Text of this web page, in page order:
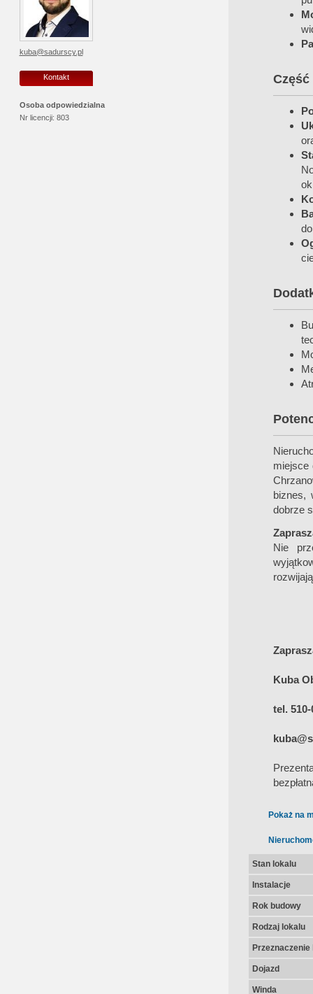
kuba@sadurscy.pl
Kontakt
Osoba odpowiedzialna
Nr licencji: 803
Część
miejsce
biznes,
dobrze
Nie
Kuba
tel. 510-
Pokaż na
Stan lokalu
Instalacje
Rok budowy
Rodzaj lokalu
Przeznaczenie
Dojazd
Winda